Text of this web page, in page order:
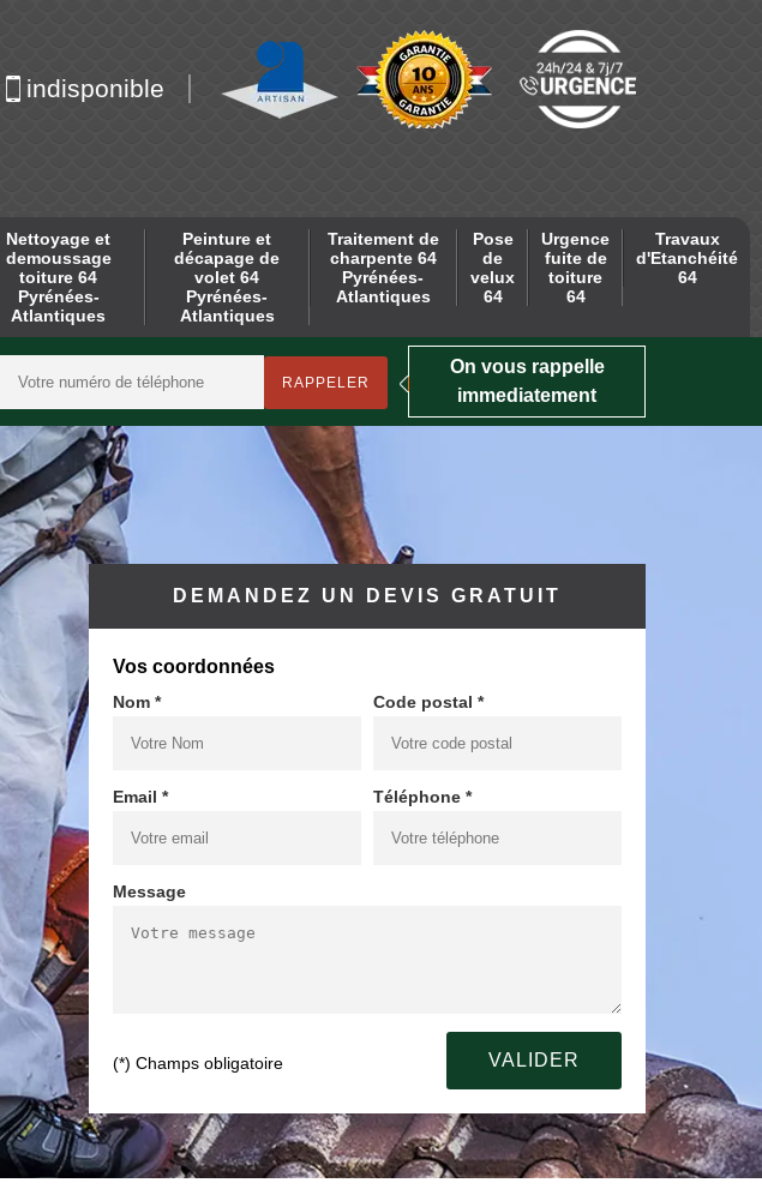
indisponible
Nettoyage et
demoussage
toiture 64
Pyrénées-
Atlantiques
Peinture et
décapage de
volet 64
Pyrénées-
Atlantiques
Traitement de
charpente 64
Pyrénées-
Atlantiques
Pose
de
velux
64
Urgence
fuite de
toiture
64
Travaux
d'Etanchéité
64
On vous rappelle
immediatement
DEMANDEZ UN DEVIS GRATUIT
Vos coordonnées
Nom * Code postal *
Email * Téléphone *
Message
(*) Champs obligatoire